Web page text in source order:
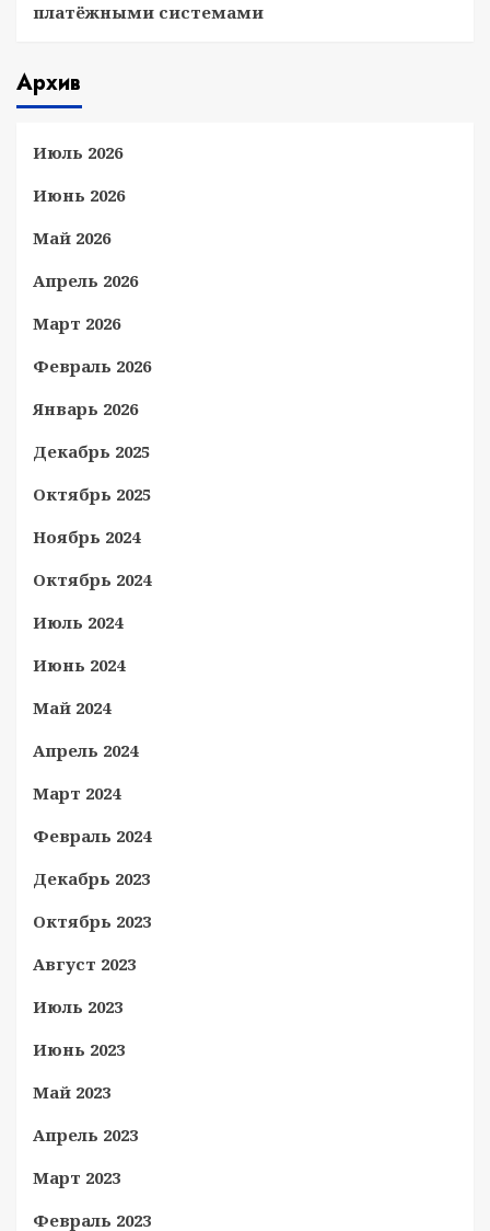
платёжными системами
Архив
Июль 2026
Июнь 2026
Май 2026
Апрель 2026
Март 2026
Февраль 2026
Январь 2026
Декабрь 2025
Октябрь 2025
Ноябрь 2024
Октябрь 2024
Июль 2024
Июнь 2024
Май 2024
Апрель 2024
Март 2024
Февраль 2024
Декабрь 2023
Октябрь 2023
Август 2023
Июль 2023
Июнь 2023
Май 2023
Апрель 2023
Март 2023
Февраль 2023